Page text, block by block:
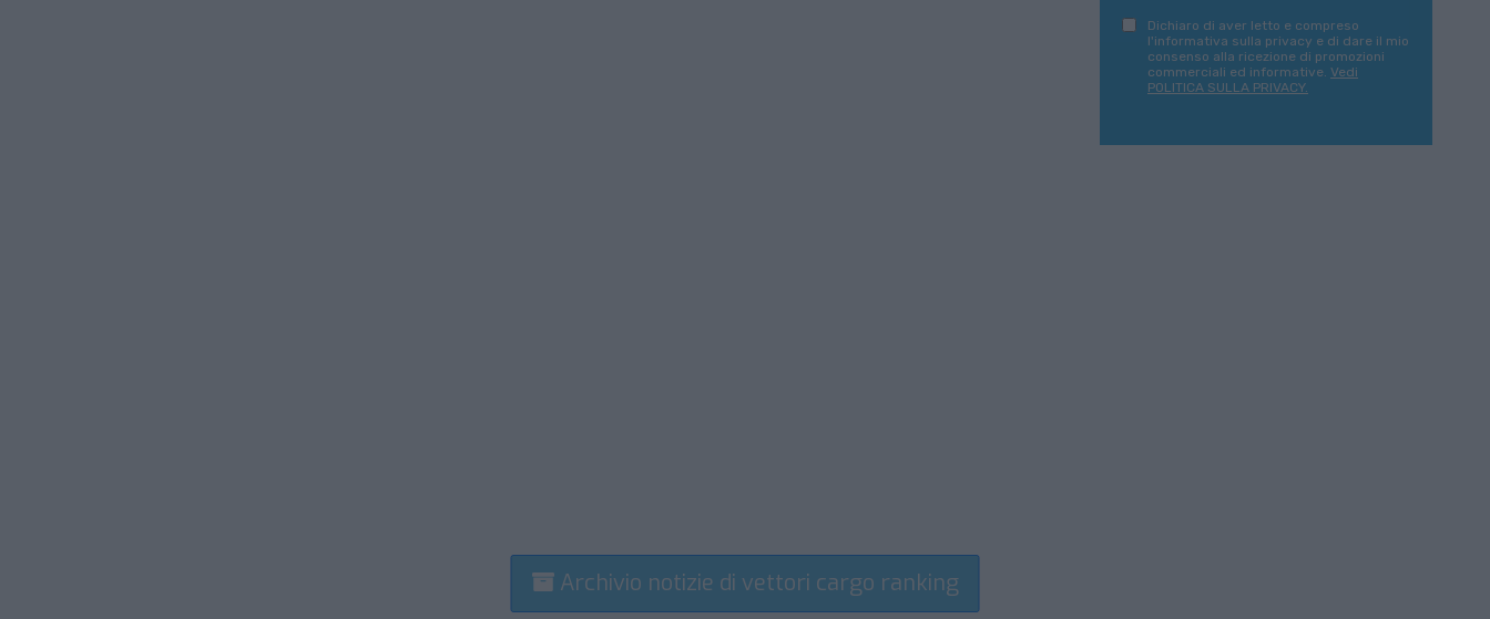
Dichiaro di aver letto e compreso
l'informativa sulla privacy e di dare il mio
consenso alla ricezione di promozioni
commerciali ed informative. Vedi
POLITICA SULLA PRIVACY.
Archivio notizie di vettori cargo ranking